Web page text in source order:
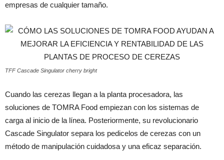
empresas de cualquier tamaño.
TFF Cascade Singulator cherry bright
Cuando las cerezas llegan a la planta procesadora, las
soluciones de TOMRA Food empiezan con los sistemas de
carga al inicio de la línea. Posteriormente, su revolucionario
Cascade Singulator separa los pedicelos de cerezas con un
método de manipulación cuidadosa y una eficaz separación.